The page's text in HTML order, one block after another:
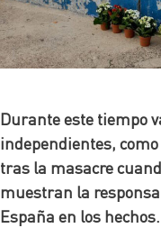
Durante este tiempo
independientes,
tras la masacre
muestran la
España en los hechos.